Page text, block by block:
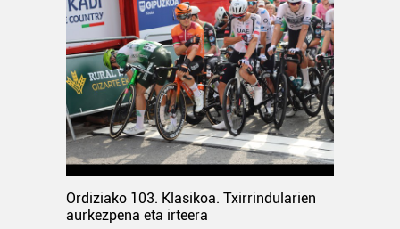
Ordiziako 103. Klasikoa. Txirrindularien
aurkezpena eta irteera